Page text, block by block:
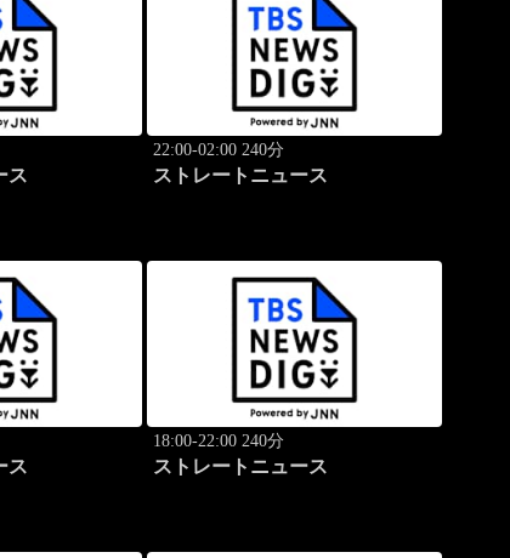
ス
22:00-02:00 240分
ストレートニュース
ス
18:00-22:00 240分
ストレートニュース